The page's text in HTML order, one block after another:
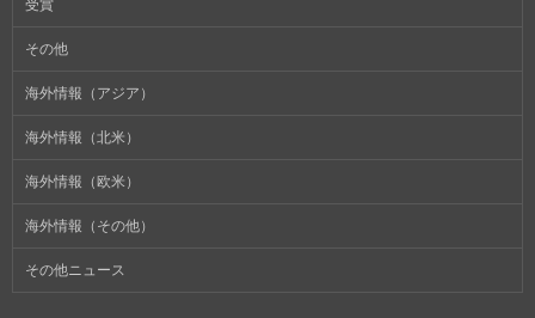
受賞
その他
海外情報（アジア）
海外情報（北米）
海外情報（欧米）
海外情報（その他）
その他ニュース